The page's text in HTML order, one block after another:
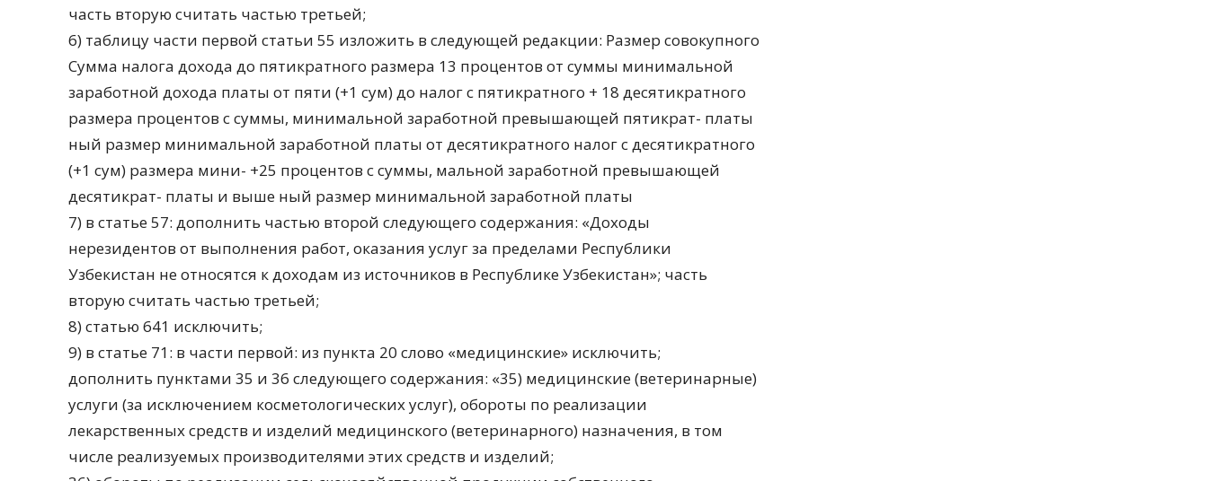
часть вторую считать частью третьей;
6) таблицу части первой статьи 55 изложить в следующей редакции: Размер совокупного
Сумма налога дохода до пятикратного размера 13 процентов от суммы минимальной
заработной дохода платы от пяти (+1 сум) до налог с пятикратного + 18 десятикратного
размера процентов с суммы, минимальной заработной превышающей пятикрат- платы
ный размер минимальной заработной платы от десятикратного налог с десятикратного
(+1 сум) размера мини- +25 процентов с суммы, мальной заработной превышающей
десятикрат- платы и выше ный размер минимальной заработной платы
7) в статье 57: дополнить частью второй следующего содержания: «Доходы
нерезидентов от выполнения работ, оказания услуг за пределами Республики
Узбекистан не относятся к доходам из источников в Республике Узбекистан»; часть
вторую считать частью третьей;
8) статью 641 исключить;
9) в статье 71: в части первой: из пункта 20 слово «медицинские» исключить;
дополнить пунктами 35 и 36 следующего содержания: «35) медицинские (ветеринарные)
услуги (за исключением косметологических услуг), обороты по реализации
лекарственных средств и изделий медицинского (ветеринарного) назначения, в том
числе реализуемых производителями этих средств и изделий;